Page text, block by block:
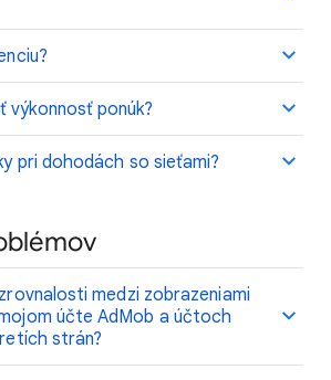
výkonnosť ponúk?
pri dohodách so sieťami?
medzi zobrazeniami
účte AdMob a účtoch
strán?